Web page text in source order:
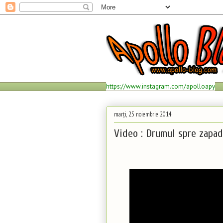
https://www.instagram.com/apolloapy
marți, 25 noiembrie 2014
Video : Drumul spre